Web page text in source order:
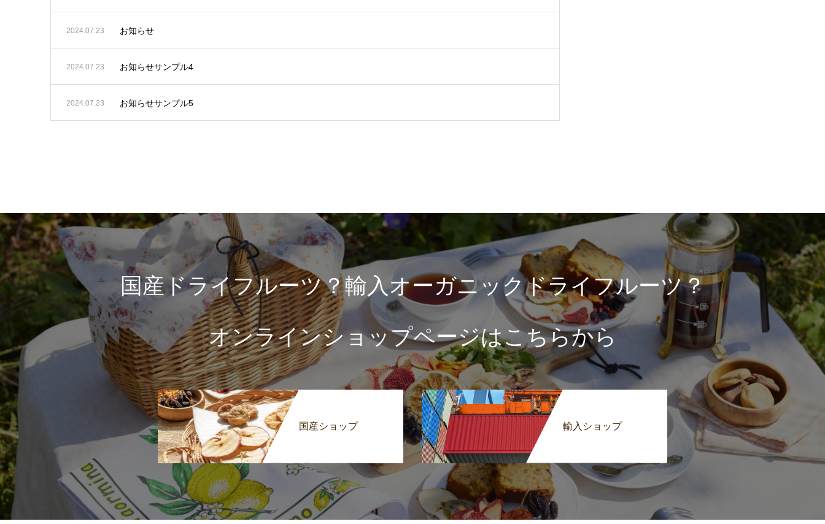
2024.07.23 お知らせ
2024.07.23 お知らせサンプル4
2024.07.23 お知らせサンプル5
国産ドライフルーツ？輸入オーガニックドライフルーツ？
オンラインショップページはこちらから
国産ショップ 輸入ショップ